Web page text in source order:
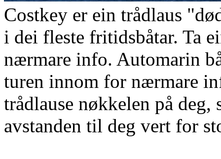
Costkey er ein trådlaus
i dei fleste fritidsbåtar. Ta
nærmare info. Automarin
turen innom for nærmare
trådlause nøkkelen på
avstanden til deg vert for